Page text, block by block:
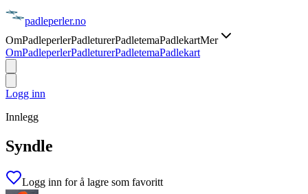
padleperler.no
OmPadleperlerPadleturerPadletemaPadlekartMer
OmPadleperlerPadleturerPadletemaPadlekart
Logg inn
Innlegg
Syndle
Logg inn for å lagre som favoritt